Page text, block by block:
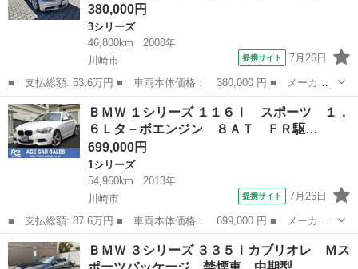
380,000円
3シリーズ
46,800km
2008年
川崎市
提携サイト 7月26日
■ 支払総額: 53.6万円 ■ 車両本体価格： 380,000 円 ■ メーカー
名： ＢＭＷ ■ 車種名： ３シリーズ ■ グレード名： ３２０ｉ
ツーリング Ｍスポーツパッケージ スマートキー プッシュスター
ト ■ 排気...
神奈川 川崎市
ＢＭＷ １シリーズ １１６ｉ スポーツ １．
６Ｌタ－ボエンジン ８ＡＴ ＦＲ駆…
699,000円
1シリーズ
54,960km
2013年
川崎市
提携サイト 7月26日
■ 支払総額: 87.6万円 ■ 車両本体価格： 699,000 円 ■ メーカー
名： ＢＭＷ ■ 車種名： １シリーズ ■ グレード名： １１６
ｉ スポーツ １．６Ｌタ－ボエンジン ８ＡＴ ＦＲ駆動 アルピ
神奈川 川崎市
ＢＭＷ ３シリーズ ３３５ｉカブリオレ Ｍス